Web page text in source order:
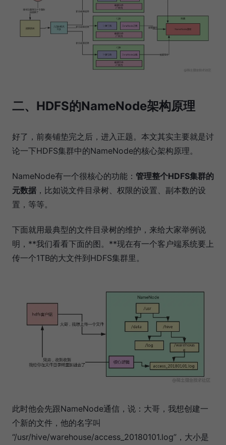
二、HDFS的NameNode架构原理
好了，前奏铺垫完之后，进入正题。本文其实主要就是讨
论一下HDFS集群中的NameNode的核心架构原理。
NameNode有一个很核心的功能： 管理整个HDFS集群的
元数据 ，比如说文件目录树、权限的设置、副本数的设
置，等等。
下面就用最典型的文件目录树的维护，来给大家举例说
明，**我们看看下面的图。**现在有一个客户端系统要上
传一个1TB的大文件到HDFS集群里。
此时他会先跟NameNode通信，说：大哥，我想创建一
个新的文件，他的名字叫
“/usr/hive/warehouse/access_20180101.log”，大小是